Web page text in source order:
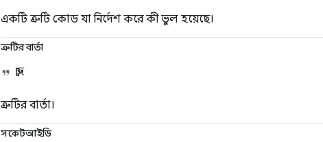
একটি ত্রুটি কোড যা নির্দেশ করে কী ভুল হয়েছে।
ত্রুটির বার্তা
স্ট্রিং
ত্রুটির বার্তা।
সকেটআইডি